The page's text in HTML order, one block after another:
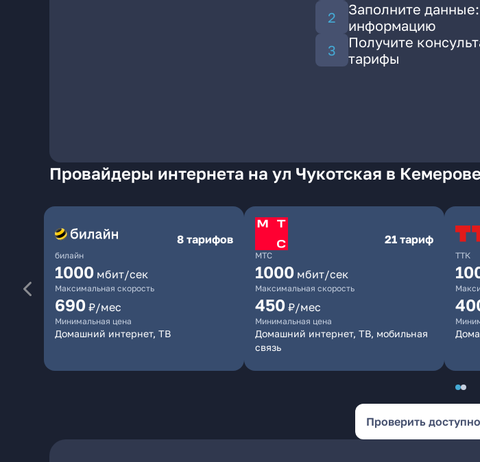
Заполните
информацию
Получите
тарифы
Провайдеры интернета на ул Чукотская в Кемерове
билайн
8 тарифов
1000 мбит/сек
Максимальная скорость
690 ₽/мес
Минимальная цена
Домашний интернет, ТВ
МТС
21 тариф
1000 мбит/сек
Максимальная скорость
450 ₽/мес
Минимальная цена
Домашний интернет, ТВ, мобильная
связь
ТТК
Проверить